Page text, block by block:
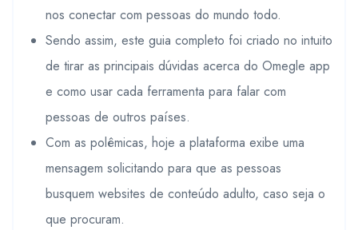
nos conectar com pessoas do mundo todo.
Sendo assim, este guia completo foi criado no intuito
de tirar as principais dúvidas acerca do Omegle app
e como usar cada ferramenta para falar com
pessoas de outros países.
Com as polêmicas, hoje a plataforma exibe uma
mensagem solicitando para que as pessoas
busquem websites de conteúdo adulto, caso seja o
que procuram.